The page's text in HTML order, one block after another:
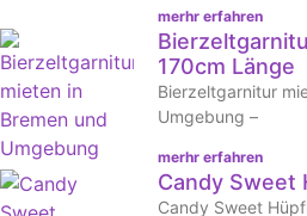
merhr erfahren
170cm Länge
Bierzeltgarnitur
Umgebung –
merhr erfahren
Candy Sweet
Candy Sweet